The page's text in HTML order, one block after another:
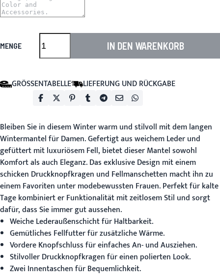
MENGE IN DEN WARENKORB
GRÖSSENTABELLE LIEFERUNG UND RÜCKGABE
Bleiben Sie in diesem Winter warm und stilvoll mit demlangen
Wintermantel für Damen. Gefertigt aus weichem Leder und
gefüttert mit luxuriösem Fell, bietet dieser Mantel sowohl
Komfort als auch Eleganz. Das exklusive Design mit einem
schicken Druckknopfkragen und Fellmanschetten macht ihn zu
einem Favoriten unter modebewussten Frauen. Perfekt für kalte
Tage kombiniert er Funktionalität mit zeitlosem Stil und sorgt
dafür, dass Sie immer gut aussehen.
Weiche Lederaußenschicht für Haltbarkeit.
Gemütliches Fellfutter für zusätzliche Wärme.
Vordere Knopfschluss für einfaches An- und Ausziehen.
Stilvoller Druckknopfkragen für einen polierten Look.
Zwei Innentaschen für Bequemlichkeit.